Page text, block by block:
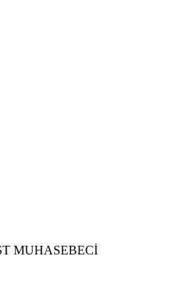
MUHASEBECİ